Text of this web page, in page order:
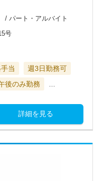
/ パート・アルバイト
号
当
週3日勤務可
後のみ勤務
詳細を見る